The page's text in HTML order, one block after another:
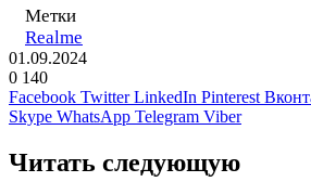
Метки
Realme
01.09.2024
0 140
Facebook Twitter LinkedIn Pinterest
Skype WhatsApp Telegram Viber
Читать следующую